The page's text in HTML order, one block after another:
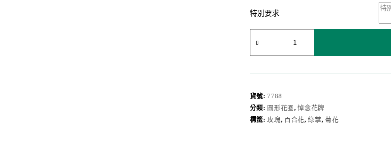
特別要求
圈
量
貨號:7788
分類: 圓形花圈,悼念花牌
標籤:玫瑰,百合花,綠掌, 菊花